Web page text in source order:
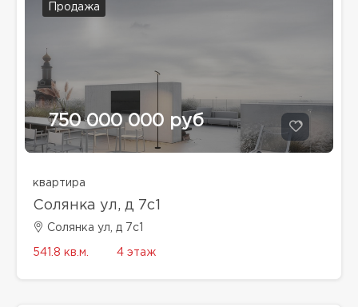
Продажа
750 000 000 руб
квартира
Солянка ул, д 7с1
Солянка ул, д 7с1
541.8 кв.м. 4 этаж